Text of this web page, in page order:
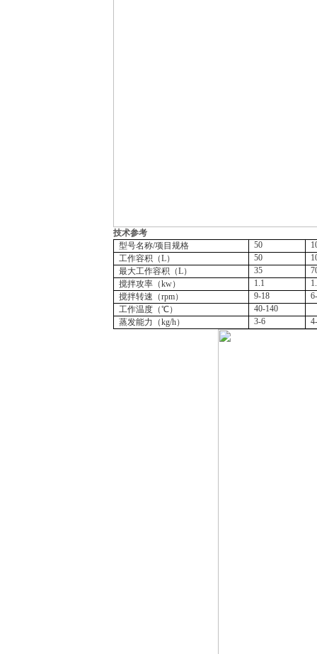
技术参考
型号名称/项目规格
50
工作容积（L）
50
最大工作容积（L）
35
搅拌攻率（kw）
1.1
搅拌转速（rpm）
9-18
工作温度（℃）
40-140
蒸发能力（kg/h）
3-6